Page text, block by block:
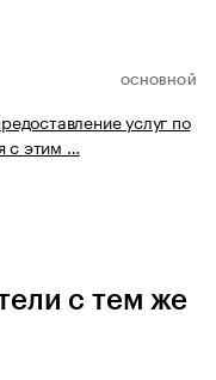
ОСНОВНОЙ
услуг по
с этим …
с тем же